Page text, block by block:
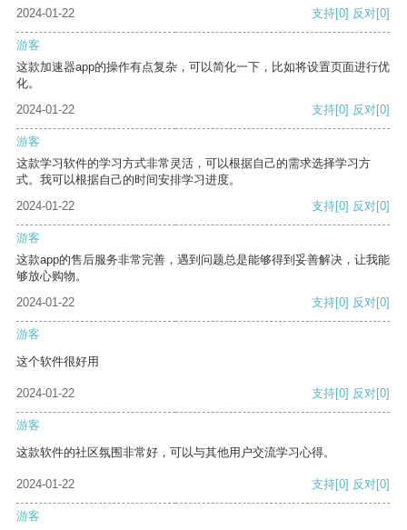
2024-01-22
支持[0] 反对[0]
游客
这款加速器app的操作有点复杂，可以简化一下，比如将设置页面进行优
化。
2024-01-22
支持[0] 反对[0]
游客
这款学习软件的学习方式非常灵活，可以根据自己的需求选择学习方
式。我可以根据自己的时间安排学习进度。
2024-01-22
支持[0] 反对[0]
游客
这款app的售后服务非常完善，遇到问题总是能够得到妥善解决，让我能
够放心购物。
2024-01-22
支持[0] 反对[0]
游客
这个软件很好用
2024-01-22 支持[0] 反对[0]
游客
这款软件的社区氛围非常好，可以与其他用户交流学习心得。
2024-01-22 支持[0] 反对[0]
游客